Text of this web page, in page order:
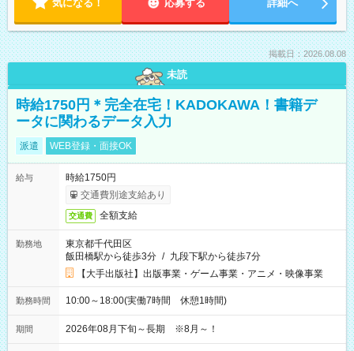
気になる！ 応募する 詳細へ
掲載日：2026.08.08
未読
時給1750円＊完全在宅！KADOKAWA！書籍デ
ータに関わるデータ入力
派遣 WEB登録・面接OK
給与
時給1750円
交通費別途支給あり
交通費 全額支給
勤務地
東京都千代田区
飯田橋駅から徒歩3分 / 九段下駅から徒歩7分
【大手出版社】出版事業・ゲーム事業・アニメ・映像事業
勤務時間 10:00～18:00(実働7時間 休憩1時間)
期間 2026年08月下旬～長期 ※8月～！